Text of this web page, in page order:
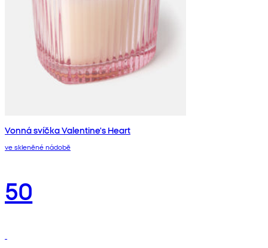
Vonná svíčka Valentine's Heart
ve skleněné nádobě
50